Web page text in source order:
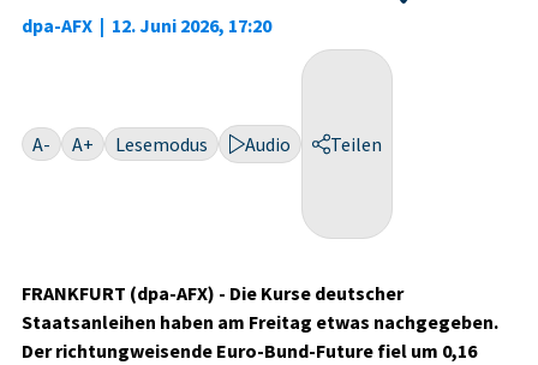
dpa-AFX | 12. Juni 2026, 17:20
A- A+ Lesemodus Audio Teilen
FRANKFURT (dpa-AFX) - Die Kurse deutscher
Staatsanleihen haben am Freitag etwas nachgegeben.
Der richtungweisende Euro-Bund-Future fiel um 0,16